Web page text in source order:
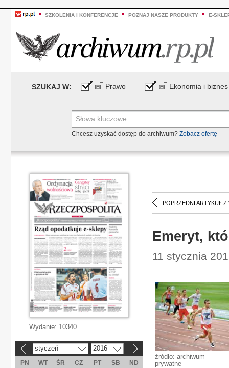
SZKOLENIA I KONFERENCJE POZNAJ NASZE PRODUKTY E-
SZUKAJ W: Prawo Ekonomia i biznes
Chcesz uzyskać dostęp do archiwum? Zobacz ofertę
POPRZEDNI ARTYKUŁ Z
Emeryt,
11 stycznia
źródło: archiwum
prywatne
Wydanie: 10340
styczeń 2016
PN WT ŚR CZ PT SB
ND